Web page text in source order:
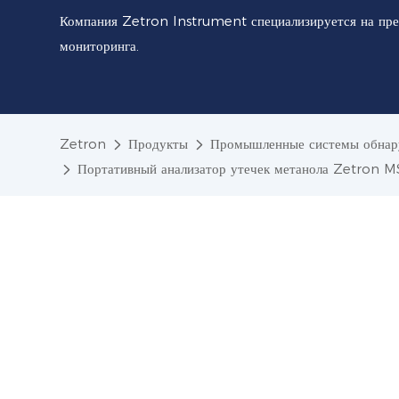
Компания Zetron Instrument специализируется на
мониторинга.
Zetron Продукты
Промышленные системы
Портативный анализатор утечек метанола Zetron